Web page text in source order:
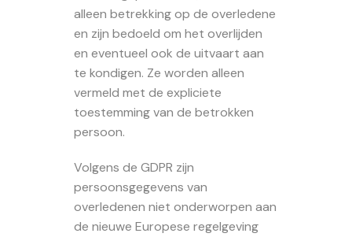
alleen betrekking op de overledene
en zijn bedoeld om het overlijden
en eventueel ook de uitvaart aan
te kondigen. Ze worden alleen
vermeld met de expliciete
toestemming van de betrokken
persoon.
Volgens de GDPR zijn
persoonsgegevens van
overledenen niet onderworpen aan
de nieuwe Europese regelgeving